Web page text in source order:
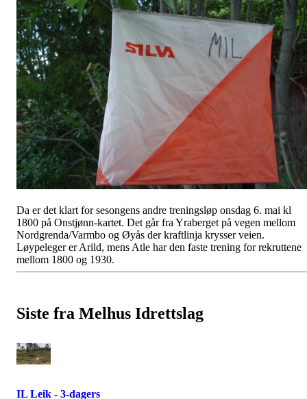
Da er det klart for sesongens andre treningsløp onsdag 6. mai kl
1800 på Onstjønn-kartet. Det går fra Yraberget på vegen mellom
Nordgrenda/Varmbo og Øyås der kraftlinja krysser veien.
Løypeleger er Arild, mens Atle har den faste trening for rekruttene
mellom 1800 og 1930.
Siste fra Melhus Idrettslag
IL Leik - 3-dagers